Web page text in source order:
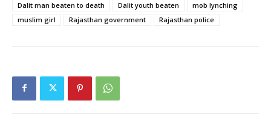
Dalit man beaten to death
Dalit youth beaten
mob lynching
muslim girl
Rajasthan government Rajasthan police